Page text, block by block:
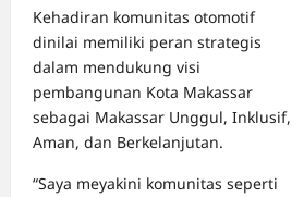
Kehadiran komunitas otomotif
dinilai memiliki peran strategis
dalam mendukung visi
pembangunan Kota Makassar
sebagai Makassar Unggul, Inklusif,
Aman, dan Berkelanjutan.
“Saya meyakini komunitas seperti